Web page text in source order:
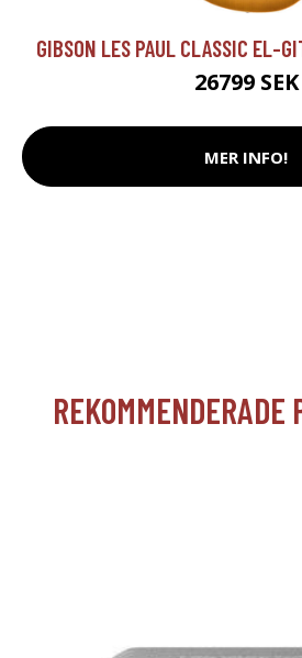
GIBSON LES PAUL CLASSIC EL-
26799 SEK
MER INFO!
REKOMMENDERADE